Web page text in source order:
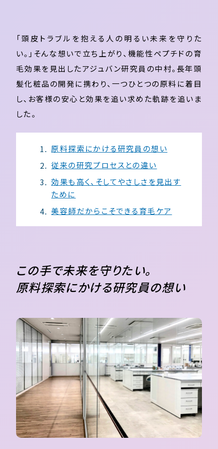
「頭皮トラブルを抱える人の明るい未来を守りた
い。」そんな想いで立ち上がり、機能性ペプチドの育
毛効果を見出したアジュバン研究員の中村。長年頭
髪化粧品の開発に携わり、一つひとつの原料に着目
し、お客様の安心と効果を追い求めた軌跡を追いま
した。
原料探索にかける研究員の想い
従来の研究プロセスとの違い
効果も高く、そしてやさしさを見出す
ために
美容師だからこそできる育毛ケア
この手で未来を守りたい。
原料探索にかける研究員の想い